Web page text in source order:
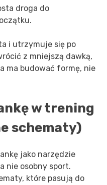
droga do
i utrzymuje się po
z mniejszą dawką,
ma budować formę, nie
w trening
schematy)
jako narzędzie
nie osobny sport.
które pasują do